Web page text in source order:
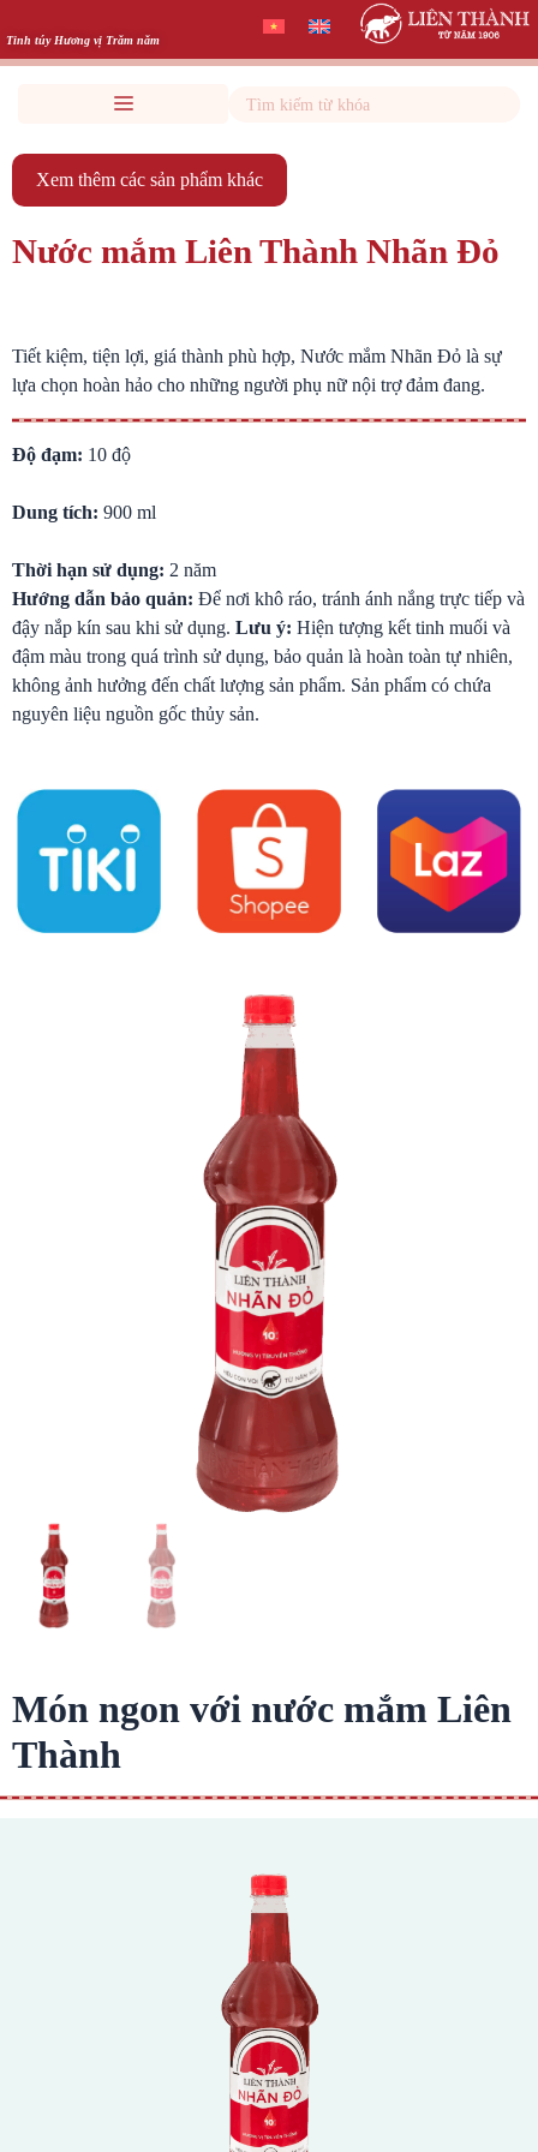
to
content
Tinh túy Hương vị Trăm năm
Search
Xem thêm các sản phẩm khác
Nước mắm Liên Thành Nhãn Đỏ
Tiết kiệm, tiện lợi, giá thành phù hợp, Nước mắm Nhãn Đỏ là sự
lựa chọn hoàn hảo cho những người phụ nữ nội trợ đảm đang.
Độ đạm: 10 độ
Dung tích: 900 ml
Thời hạn sử dụng: 2 năm
Hướng dẫn bảo quản: Để nơi khô ráo, tránh ánh nắng trực tiếp và
đậy nắp kín sau khi sử dụng. Lưu ý: Hiện tượng kết tinh muối và
đậm màu trong quá trình sử dụng, bảo quản là hoàn toàn tự nhiên,
không ảnh hưởng đến chất lượng sản phẩm. Sản phẩm có chứa
nguyên liệu nguồn gốc thủy sản.
Món ngon với nước mắm Liên
Thành